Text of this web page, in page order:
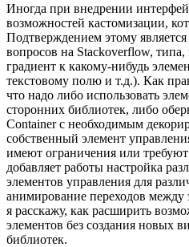
Иногда при внедрении
возможностей кастомизации,
Подтверждением этому
вопросов на Stackoverflow, типа,
градиент к какому-нибудь
текстовому полю и т.д.). Как
что надо либо использовать
сторонних библиотек, либо
Container c необходимым
собственный элемент
имеют ограничения или
добавляет работы настройка
элементов управления для
анимирование переходов между
я расскажу, как расширить
элементов без создания новых
библиотек.